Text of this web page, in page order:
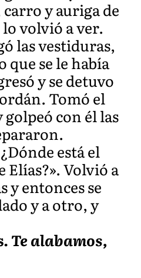
y auriga de
volvió a ver.
las vestiduras,
que se le había
y se detuvo
Tomó el
con él las
está el
Elías?». Volvió a
y entonces se
y a otro, y
Te alabamos,